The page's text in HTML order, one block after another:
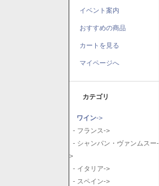
イベント案内
おすすめの商品
カートを見る
マイページへ
カテゴリ
ワイン->
- フランス->
- シャンパン・ヴァンムスー-
>
- イタリア->
- スペイン->